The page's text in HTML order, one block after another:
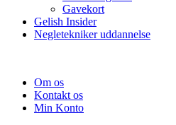
Gavekort
Gelish Insider
Negletekniker uddannelse
Om os
Kontakt os
Min Konto